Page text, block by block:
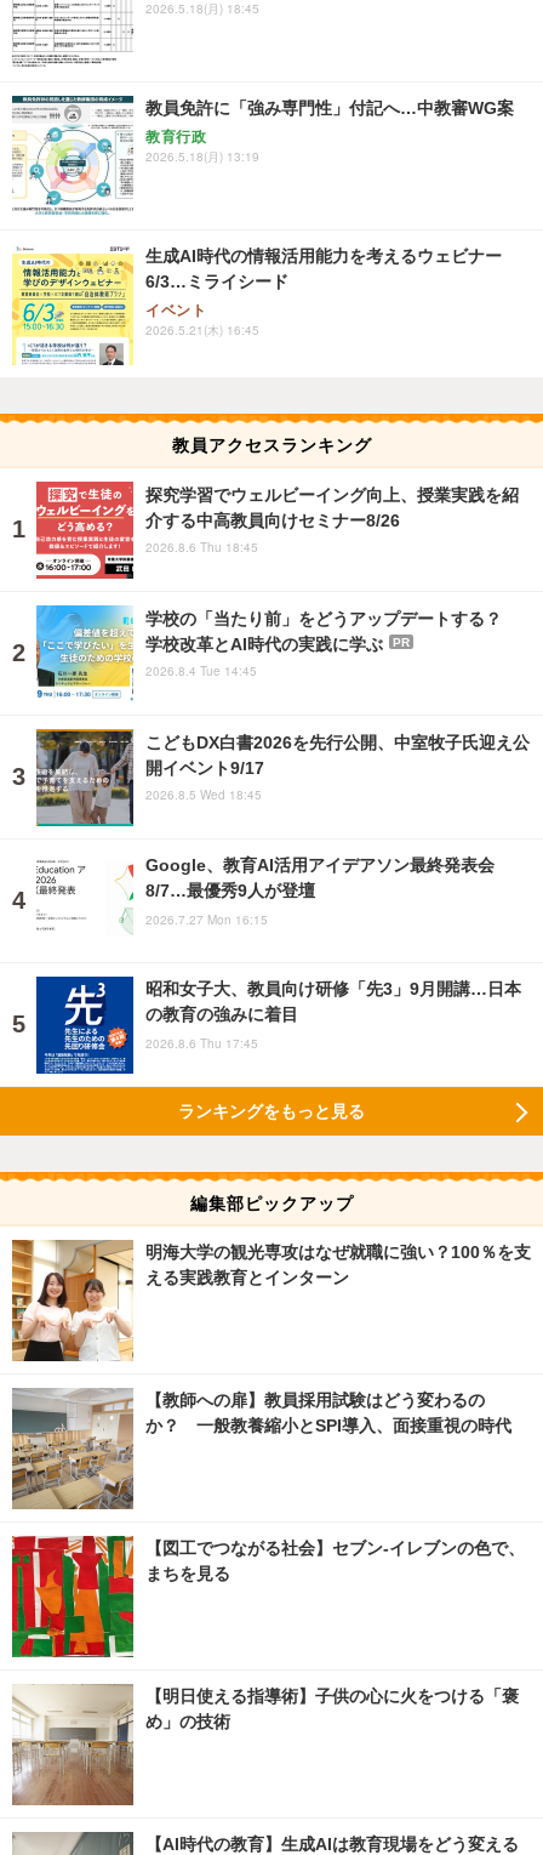
2026.5.18(月) 18:45
教員免許に「強み専門性」付記へ…中教審WG案
教育行政
2026.5.18(月) 13:19
生成AI時代の情報活用能力を考えるウェビナー
6/3…ミライシード
イベント
2026.5.21(木) 16:45
教員アクセスランキング
探究学習でウェルビーイング向上、授業実践を紹
介する中高教員向けセミナー8/26
2026.8.6 Thu 18:45
学校の「当たり前」をどうアップデートする？
学校改革とAI時代の実践に学ぶ
PR
2026.8.4 Tue 14:45
こどもDX白書2026を先行公開、中室牧子氏迎え公
開イベント9/17
2026.8.5 Wed 18:45
Google、教育AI活用アイデアソン最終発表会
8/7…最優秀9人が登壇
2026.7.27 Mon 16:15
昭和女子大、教員向け研修「先3」9月開講…日本
の教育の強みに着目
2026.8.6 Thu 17:45
ランキングをもっと見る
編集部ピックアップ
明海大学の観光専攻はなぜ就職に強い？100％を支
える実践教育とインターン
【教師への扉】教員採用試験はどう変わるの
か？ 一般教養縮小とSPI導入、面接重視の時代
【図工でつながる社会】セブン‐イレブンの色で、
まちを見る
【明日使える指導術】子供の心に火をつける「褒
め」の技術
【AI時代の教育】生成AIは教育現場をどう変える